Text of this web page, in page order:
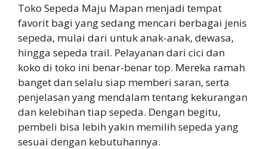
Toko Sepeda Maju Mapan menjadi tempat
favorit bagi yang sedang mencari berbagai jenis
sepeda, mulai dari untuk anak-anak, dewasa,
hingga sepeda trail. Pelayanan dari cici dan
koko di toko ini benar-benar top. Mereka ramah
banget dan selalu siap memberi saran, serta
penjelasan yang mendalam tentang kekurangan
dan kelebihan tiap sepeda. Dengan begitu,
pembeli bisa lebih yakin memilih sepeda yang
sesuai dengan kebutuhannya.